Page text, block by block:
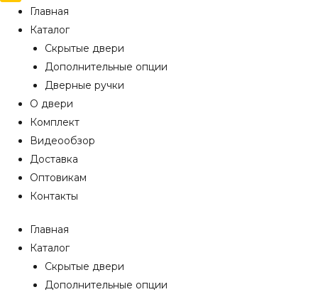
Главная
Каталог
Скрытые двери
Дополнительные опции
Дверные ручки
О двери
Комплект
Видеообзор
Доставка
Оптовикам
Контакты
Главная
Каталог
Скрытые двери
Дополнительные опции